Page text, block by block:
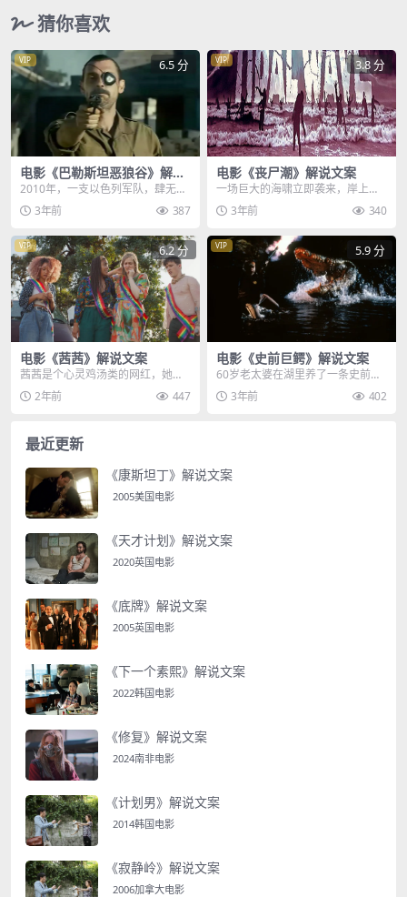
猜你喜欢
VIP 6.5 分
电影《巴勒斯坦恶狼谷》解说
文案
2010年，一支以色列军队，肆无忌
惮的开进了巴勒斯坦控制区，他们
以搜捕恐怖分子为...
3年前 387
VIP 3.8 分
电影《丧尸潮》解说文案
一场巨大的海啸立即袭来，岸上的
游客仔细一看才发现，海浪中密集
的黑点，原来是无数个...
3年前 340
VIP 6.2 分
电影《茜茜》解说文案
茜茜是个心灵鸡汤类的网红，她通
过贩卖正能量，以及分享如何用她
自创的冥想法，来缓解...
2年前 447
VIP 5.9 分
电影《史前巨鳄》解说文案
60岁老太婆在湖里养了一条史前巨
鳄，每隔三天，老太婆就会拉来一
头黄牛，把黄牛蒙上...
3年前 402
最近更新
《康斯坦丁》解说文案
2005美国电影
《天才计划》解说文案
2020英国电影
《底牌》解说文案
2005英国电影
《下一个素熙》解说文案
2022韩国电影
《修复》解说文案
2024南非电影
《计划男》解说文案
2014韩国电影
《寂静岭》解说文案
2006加拿大电影